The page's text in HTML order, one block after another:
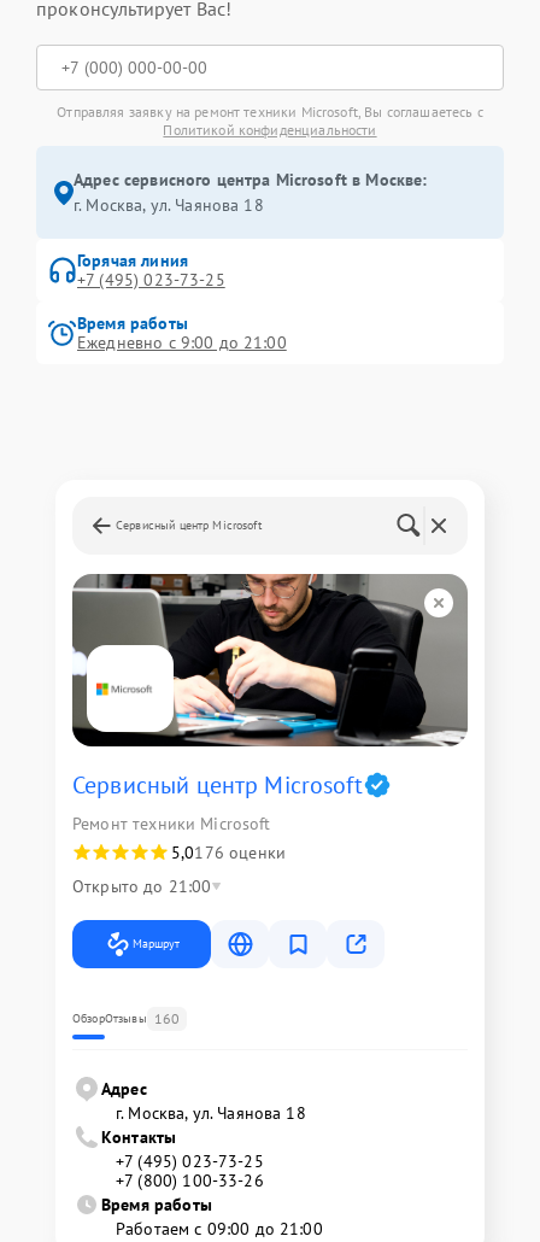
проконсультирует Вас!
Отправляя заявку на ремонт техники Microsoft, Вы соглашаетесь с
Политикой конфиденциальности
Адрес сервисного центра Microsoft в Москве:
г. Москва, ул. Чаянова 18
Горячая линия
+7 (495) 023-73-25
Время работы
Ежедневно с 9:00 до 21:00
Сервисный центр Microsoft
Сервисный центр Microsoft
Ремонт техники Microsoft
5,0176 оценки
Открыто до 21:00
Маршрут
ОбзорОтзывы 160
Адрес
г. Москва, ул. Чаянова 18
Контакты
+7 (495) 023-73-25
+7 (800) 100-33-26
Время работы
Работаем с 09:00 до 21:00